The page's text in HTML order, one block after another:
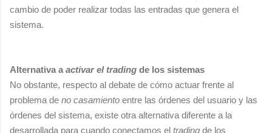
cambio de poder realizar todas las entradas que genera el
sistema.
Alternativa a activar el trading de los sistemas
No obstante, respecto al debate de cómo actuar frente al
problema de no casamiento entre las órdenes del usuario y las
órdenes del sistema, existe otra alternativa diferente a la
desarrollada para cuando conectamos el trading de los